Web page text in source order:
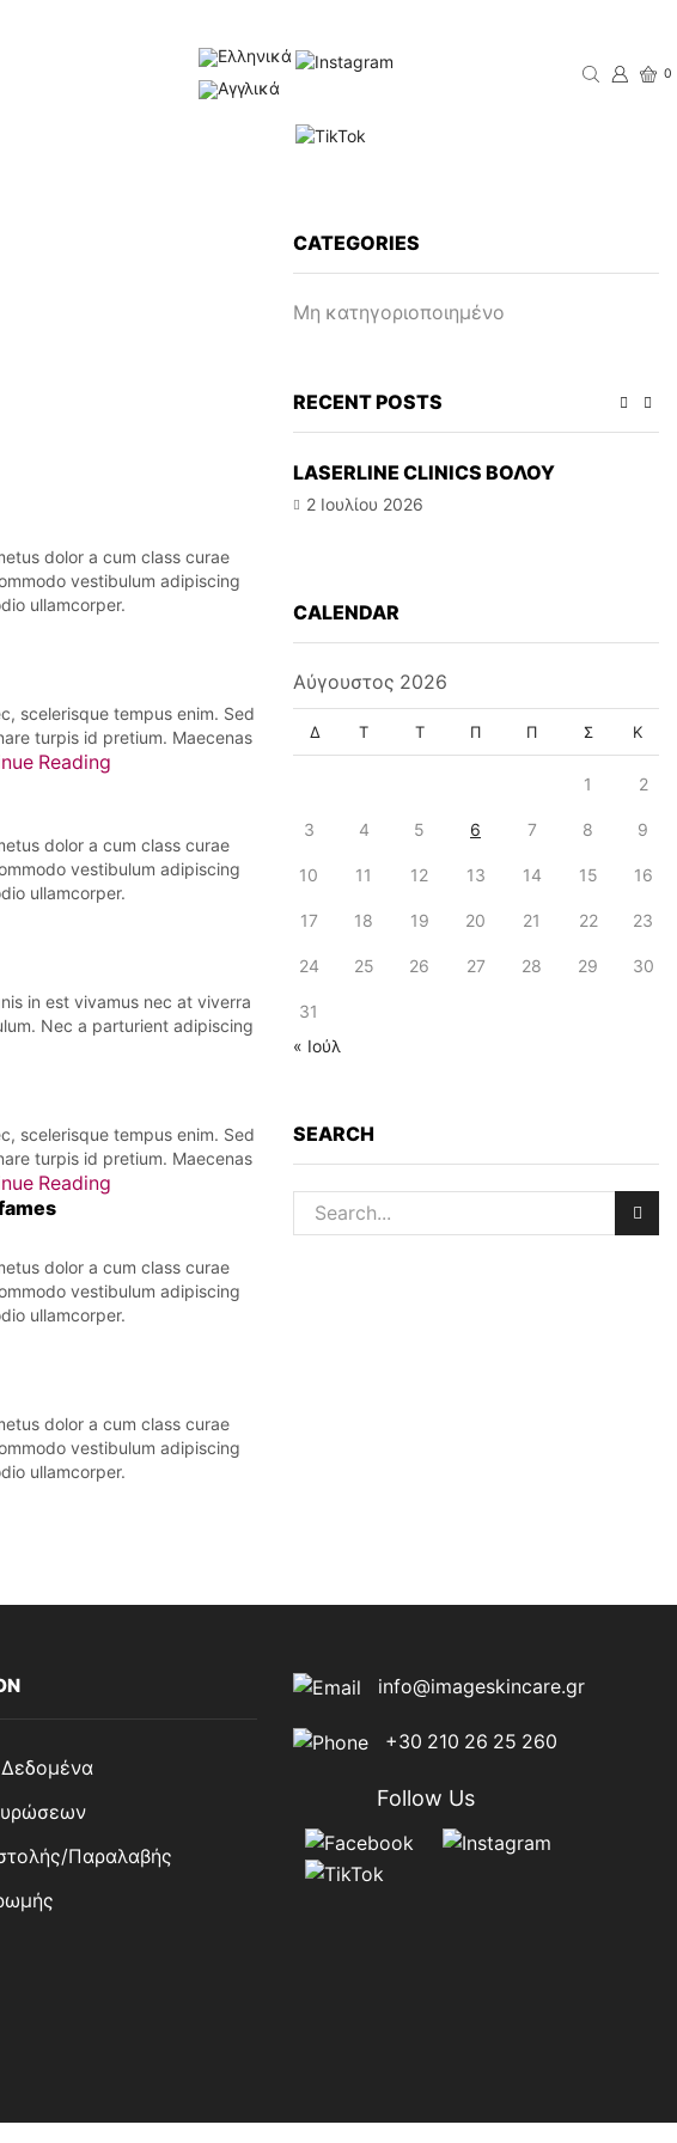
0
dolor a cum class curae
vestibulum adipiscing
ullamcorper.
scelerisque tempus enim. Sed
turpis id pretium. Maecenas
Reading
dolor a cum class curae
vestibulum adipiscing
ullamcorper.
in est vivamus nec at viverra
Nec a parturient adipiscing
scelerisque tempus enim. Sed
turpis id pretium. Maecenas
Reading
dolor a cum class curae
vestibulum adipiscing
ullamcorper.
dolor a cum class curae
vestibulum adipiscing
ullamcorper.
CATEGORIES
Μη κατηγοριοποιημένο
RECENT POSTS
LASERLINE CLINICS ΒΟΛΟΥ
2 Ιουλίου 2026
CALENDAR
Αύγουστος 2026
Δ Τ Τ Π Π Σ Κ
1 2
3 4 5 6 7 8 9
10 11 12 13 14 15 16
17 18 19 20 21 22 23
24 25 26 27 28 29 30
31
« Ιούλ
SEARCH
Παραλαβής
info@imageskincare.gr
+30 210 26 25 260
Follow Us